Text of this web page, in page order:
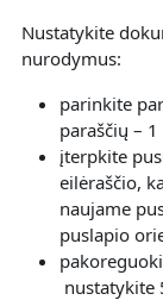
Nustatykite
nurodymus:
parinkite
paraščių –
įterpkite
eilėraščio,
naujame
puslapio
nustatykite